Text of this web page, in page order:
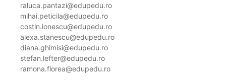
raluca.pantazi@edupedu.ro
mihai.peticila@edupedu.ro
costin.ionescu@edupedu.ro
alexa.stanescu@edupedu.ro
diana.ghimisi@edupedu.ro
stefan.lefter@edupedu.ro
ramona.florea@edupedu.ro